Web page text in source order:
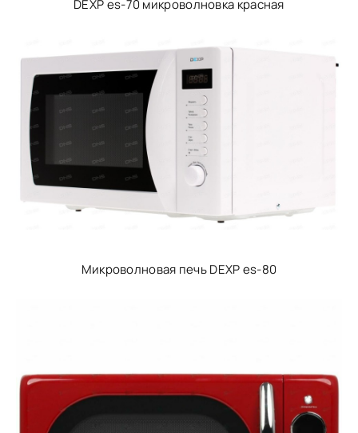
DEXP es-70 микроволновка красная
Микроволновая печь DEXP es-80